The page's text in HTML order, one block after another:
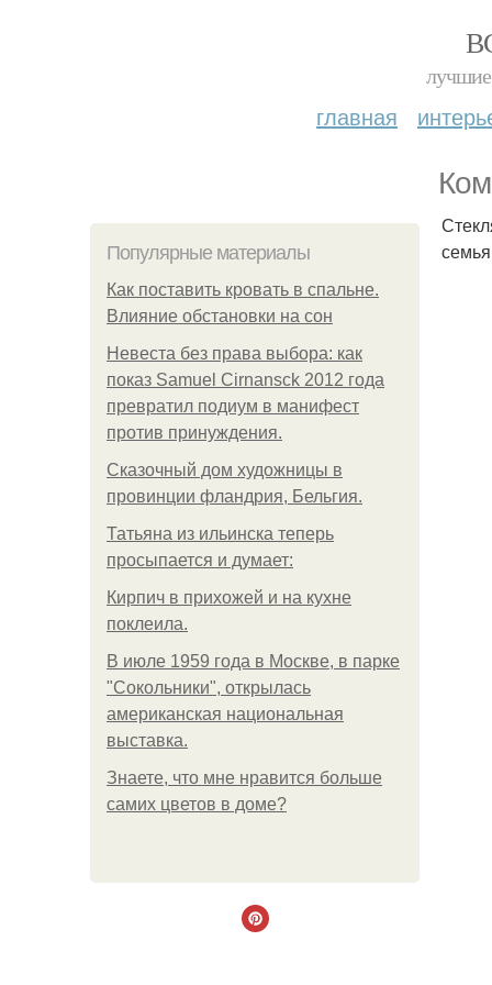
лучшие
главная
Популярные материалы
Как поставить кровать в спальне.
Влияние обстановки на сон
Невеста без права выбора: как
показ Samuel Cirnansck 2012 года
превратил подиум в манифест
против принуждения.
Сказочный дом художницы в
провинции фландрия, Бельгия.
Татьяна из ильинска теперь
просыпается и думает:
Кирпич в прихожей и на кухне
поклеила.
В июле 1959 года в Москве, в парке
"Сокольники", открылась
американская национальная
выставка.
Знаете, что мне нравится больше
самих цветов в доме?